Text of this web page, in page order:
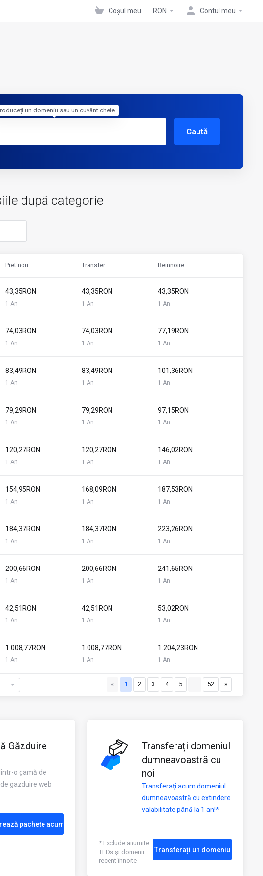
Coșul meu RON Contul meu
Caută
după categorie
Pret nou Transfer Reînnoire
43,35RON
1 An
43,35RON
1 An
43,35RON
1 An
74,03RON
1 An
74,03RON
1 An
77,19RON
1 An
83,49RON
1 An
83,49RON
1 An
101,36RON
1 An
79,29RON
1 An
79,29RON
1 An
97,15RON
1 An
120,27RON
1 An
120,27RON
1 An
146,02RON
1 An
154,95RON
1 An
168,09RON
1 An
187,53RON
1 An
184,37RON
1 An
184,37RON
1 An
223,26RON
1 An
200,66RON
1 An
200,66RON
1 An
241,65RON
1 An
42,51RON
1 An
42,51RON
1 An
53,02RON
1 An
1.008,77RON
1 An
1.008,77RON
1 An
1.204,23RON
1 An
« 1 2 3 4 5 … 52 »
Găzduire
o gamă de
gazduire web
pachete acum
Transferați domeniul
dumneavoastră cu
noi
Transferați acum domeniul
dumneavoastră cu extindere
valabilitate până la 1 an!*
* Exclude anumite
TLDs și domenii
recent înnoite
Transferați un domeniu
un domeniu sau un cuvânt cheie